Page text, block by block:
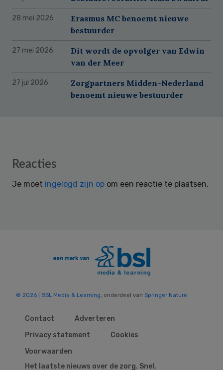
28 mei 2026
Erasmus MC benoemt nieuwe
bestuurder
27 mei 2026
Dit wordt de opvolger van Edwin
van der Meer
27 jul 2026
Zorgpartners Midden-Nederland
benoemt nieuwe bestuurder
Reader
Reacties
Je moet ingelogd zijn op om een reactie te plaatsen.
© 2026 | BSL Media & Learning, onderdeel van Springer Nature
Contact
Adverteren
Privacy statement
Cookies
Voorwaarden
Het laatste nieuws over de zorg. Snel,